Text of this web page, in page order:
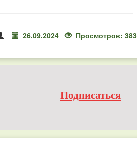
26.09.2024 Просмотров: 383
Подписаться